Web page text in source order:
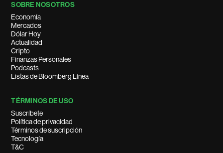
SOBRE NOSOTROS
Economía
Mercados
Dólar Hoy
Actualidad
Cripto
Finanzas Personales
Podcasts
Listas de Bloomberg Línea
TÉRMINOS DE USO
Suscríbete
Política de privacidad
Términos de suscripción
Tecnología
T&C